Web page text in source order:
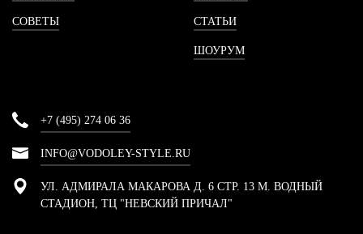
СОВЕТЫ СТАТЬИ
ШОУРУМ
+7 (495) 274 06 36
INFO@VODOLEY-STYLE.RU
УЛ. АДМИРАЛА МАКАРОВА Д. 6 СТР. 13 М. ВОДНЫЙ
СТАДИОН, ТЦ "НЕВСКИЙ ПРИЧАЛ"